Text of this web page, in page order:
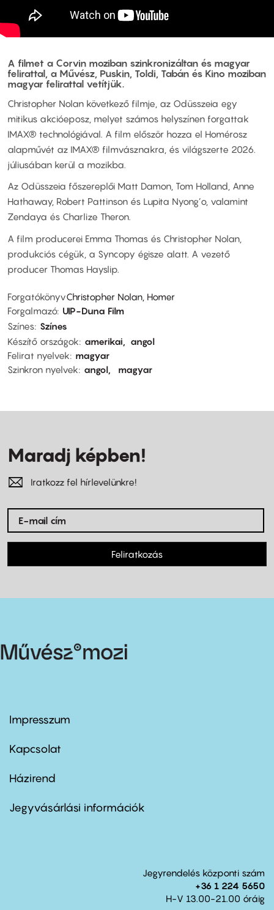
A filmet a Corvin moziban szinkronizáltan és magyar
felirattal, a Művész, Puskin, Toldi, Tabán és Kino moziban
magyar felirattal vetítjük.
Christopher Nolan következő filmje, az Odüsszeia egy
mitikus akcióeposz, melyet számos helyszínen forgattak
IMAX® technológiával. A film először hozza el Homérosz
alapművét az IMAX® filmvásznakra, és világszerte 2026.
júliusában kerül a mozikba.
Az Odüsszeia főszereplői Matt Damon, Tom Holland, Anne
Hathaway, Robert Pattinson és Lupita Nyong’o, valamint
Zendaya és Charlize Theron.
A film producerei Emma Thomas és Christopher Nolan,
produkciós cégük, a Syncopy égisze alatt. A vezető
producer Thomas Hayslip.
ForgatókönyvChristopher Nolan, Homer
Forgalmazó UIP-Duna Film
Színes Színes
Készítő országok
amerikai
angol
Felirat nyelvek
magyar
Szinkron nyelvek
angol magyar
Maradj képben!
Iratkozz fel hírlevelünkre!
Feliratkozás
Footer
first
Impresszum
Kapcsolat
Footer
second
Házirend
Jegyvásárlási információk
Jegyrendelés központi szám
+36 1 224 5650
H-V 13.00-21.00 óráig